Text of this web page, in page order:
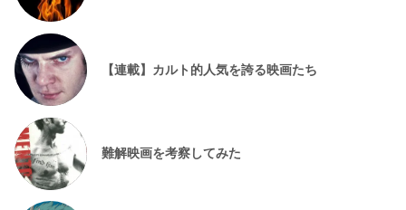
【連載】カルト的人気を誇る映画たち
難解映画を考察してみた